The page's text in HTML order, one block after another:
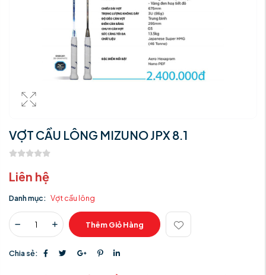
VỢT CẦU LÔNG MIZUNO JPX 8.1
Liên hệ
Danh mục: Vợt cầu lông
Thêm Giỏ Hàng
Chia sẻ: